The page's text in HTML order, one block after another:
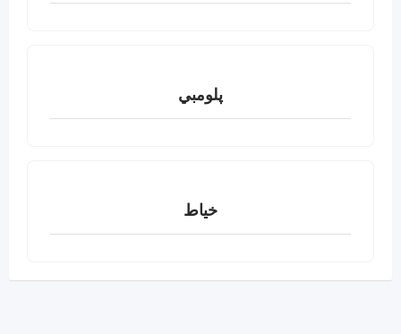
پلومبي
خياط